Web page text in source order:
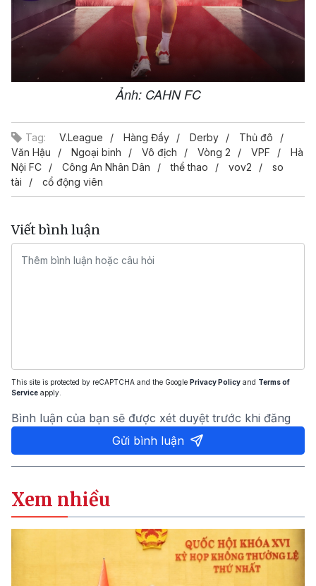
Ảnh: CAHN FC
Tag: V.League Hàng Đầy Derby
Thủ đô
Văn Hậu
Ngoại binh Vô địch Vòng 2 VPF
Hà
Nội FC
Công An Nhân Dân thể thao vov2
so
tài
cổ động viên
Viết bình luận
This site is protected by reCAPTCHA and the Google Privacy Policy and Terms of
Service apply.
Bình luận của bạn sẽ được xét duyệt trước khi đăng
Gửi bình luận
Xem nhiều